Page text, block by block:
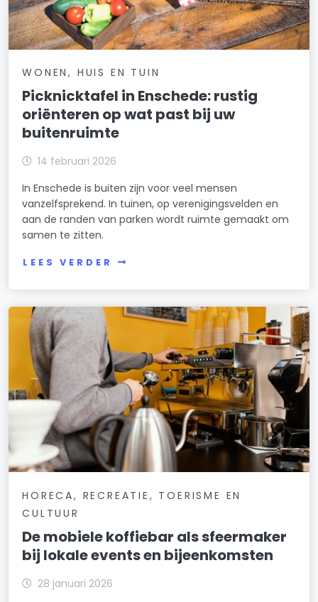
WONEN, HUIS EN TUIN
Picknicktafel in Enschede: rustig
oriënteren op wat past bij uw
buitenruimte
14 februari 2026
In Enschede is buiten zijn voor veel mensen
vanzelfsprekend. In tuinen, op verenigingsvelden en
aan de randen van parken wordt ruimte gemaakt om
samen te zitten.
LEES VERDER
HORECA, RECREATIE, TOERISME EN
CULTUUR
De mobiele koffiebar als sfeermaker
bij lokale events en bijeenkomsten
28 januari 2026